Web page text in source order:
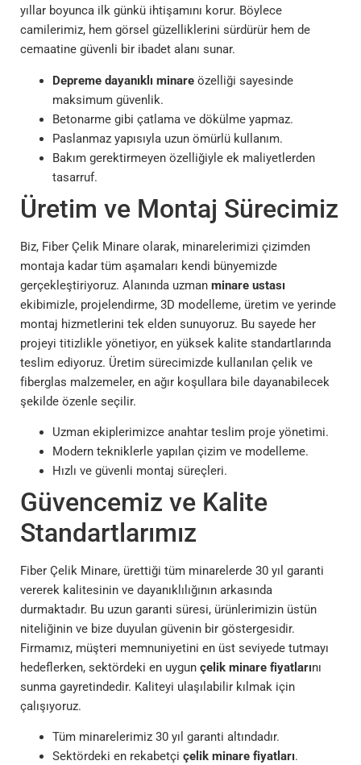
yıllar boyunca ilk günkü ihtişamını korur. Böylece
camilerimiz, hem görsel güzelliklerini sürdürür hem de
cemaatine güvenli bir ibadet alanı sunar.
Depreme dayanıklı minare özelliği sayesinde
maksimum güvenlik.
Betonarme gibi çatlama ve dökülme yapmaz.
Paslanmaz yapısıyla uzun ömürlü kullanım.
Bakım gerektirmeyen özelliğiyle ek maliyetlerden
tasarruf.
Üretim ve Montaj Sürecimiz
Biz, Fiber Çelik Minare olarak, minarelerimizi çizimden
montaja kadar tüm aşamaları kendi bünyemizde
gerçekleştiriyoruz. Alanında uzman minare ustası
ekibimizle, projelendirme, 3D modelleme, üretim ve yerinde
montaj hizmetlerini tek elden sunuyoruz. Bu sayede her
projeyi titizlikle yönetiyor, en yüksek kalite standartlarında
teslim ediyoruz. Üretim sürecimizde kullanılan çelik ve
fiberglas malzemeler, en ağır koşullara bile dayanabilecek
şekilde özenle seçilir.
Uzman ekiplerimizce anahtar teslim proje yönetimi.
Modern tekniklerle yapılan çizim ve modelleme.
Hızlı ve güvenli montaj süreçleri.
Güvencemiz ve Kalite
Standartlarımız
Fiber Çelik Minare, ürettiği tüm minarelerde 30 yıl garanti
vererek kalitesinin ve dayanıklılığının arkasında
durmaktadır. Bu uzun garanti süresi, ürünlerimizin üstün
niteliğinin ve bize duyulan güvenin bir göstergesidir.
Firmamız, müşteri memnuniyetini en üst seviyede tutmayı
hedeflerken, sektördeki en uygun çelik minare fiyatlarını
sunma gayretindedir. Kaliteyi ulaşılabilir kılmak için
çalışıyoruz.
Tüm minarelerimiz 30 yıl garanti altındadır.
Sektördeki en rekabetçi çelik minare fiyatları.